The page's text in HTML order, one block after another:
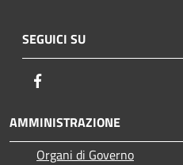
SEGUICI SU
AMMINISTRAZIONE
Organi di Governo